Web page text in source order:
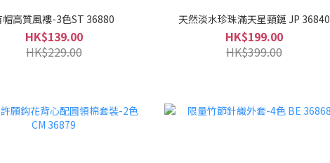
帽高質風褸-3色ST 36880
HK$139.00
HK$229.00
天然淡水珍珠滿天星頸鏈 JP 36840
HK$199.00
HK$399.00